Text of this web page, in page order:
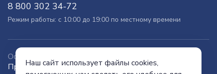
8 800 302 34-72
Режим работы: с 10:00 до 19:00 по местному времени
Официальный сайт
Правительства Тюменской области
Наш сайт использует файлы cookies,